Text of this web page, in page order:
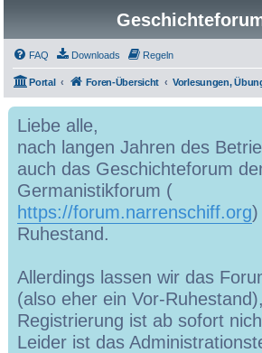
FAQ Downloads Regeln
Portal Foren-Übersicht
Liebe alle,
nach langen Jahren des
auch das Geschichteforum
Germanistikforum (
https://forum.narrenschiff.org)
Ruhestand.
Allerdings lassen wir das
(also eher ein Vor-
Registrierung ist ab sofort
Leider ist das